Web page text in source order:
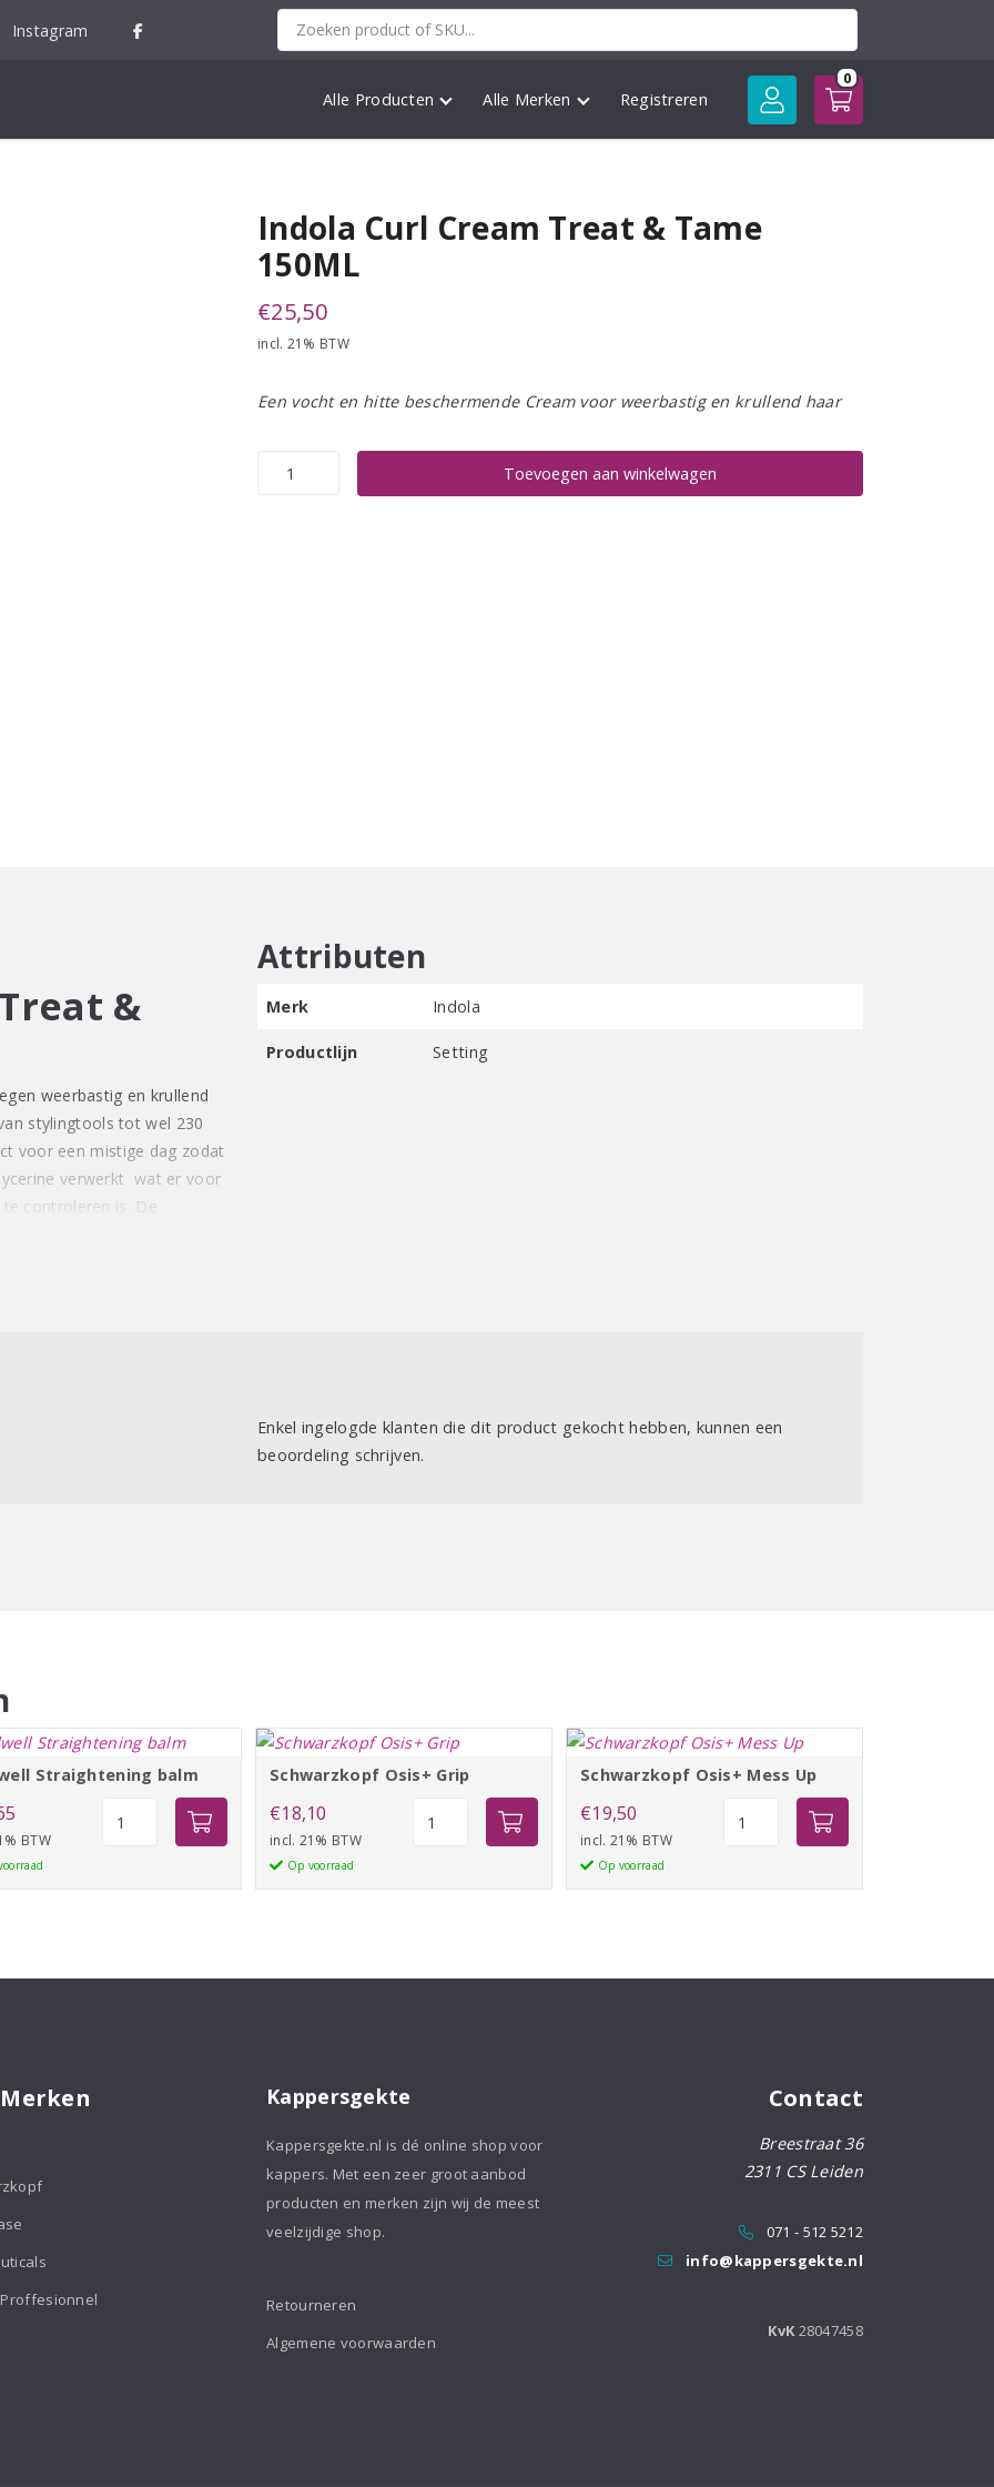
Instagram
Alle Producten Alle Merken Registreren
0
Indola Curl Cream Treat & Tame
150ML
€25,50
incl. 21% BTW
Een vocht en hitte beschermende Cream voor weerbastig en krullend haar
Indola
Toevoegen aan winkelwagen
&
weerbastig en krullend
stylingtools tot wel 230
voor een mistige dag zodat
verwerkt wat er voor
controleren is. De
gezond aanvoelend haar.
en tegelijkertijd zacht gevoel
4. Dus de cream blijft zacht
Style daarna met een
Glycerin, Betaine, Sodium
Attributen
Merk Indola
Productlijn Setting
Enkel ingelogde klanten die dit product gekocht hebben, kunnen een
beoordeling schrijven.
Straightening balm
BTW
Straightening
aantal
Schwarzkopf Osis+ Grip
€18,10
incl. 21% BTW
Op voorraad
Schwarzkopf
aantal
Schwarzkopf Osis+ Mess Up
€19,50
incl. 21% BTW
Op voorraad
Schwarzkopf
Up
Proffesionnel
Kappersgekte
Kappersgekte.nl is dé online shop voor
kappers. Met een zeer groot aanbod
producten en merken zijn wij de meest
veelzijdige shop.
Retourneren
Algemene voorwaarden
Contact
Breestraat 36
2311 CS Leiden
071 - 512 5212
info@kappersgekte.nl
KvK 28047458